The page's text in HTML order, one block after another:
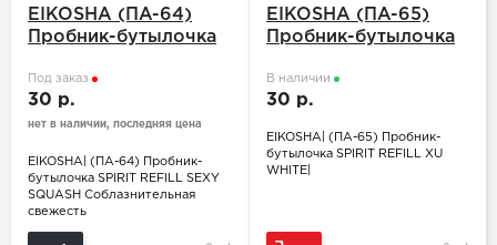
EIKOSHA (ПA-64)
Пробник-бутылочка
SQUASH
Соблазнительная
свежесть
Под заказ
30 р.
нет в наличии, последняя цена
EIKOSHA| (ПA-64) Пробник-
бутылочка SPIRIT REFILL SEXY
SQUASH Соблазнительная
свежесть
EIKOSHA (ПA-65)
Пробник-бутылочка
WHITE
В наличии
30 р.
EIKOSHA| (ПA-65) Пробник-
бутылочка SPIRIT REFILL XU
WHITE|